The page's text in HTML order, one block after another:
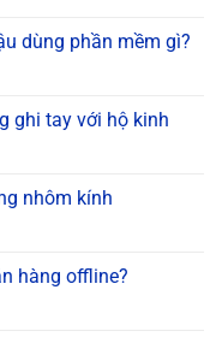
dùng phần mềm gì?
ghi tay với hộ kinh
nhôm kính
hàng offline?